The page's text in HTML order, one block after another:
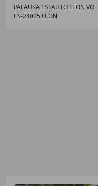
PALAUSA ESLAUTO LEON VO
ES-24005 LEON